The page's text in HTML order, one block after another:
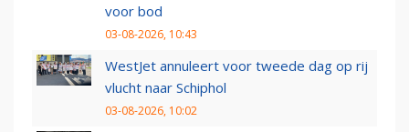
voor bod
03-08-2026, 10:43
WestJet annuleert voor tweede dag op rij
vlucht naar Schiphol
03-08-2026, 10:02